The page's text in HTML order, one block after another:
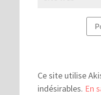
Ce site utilise
indésirables. En